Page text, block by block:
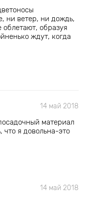
ни ветер, ни дождь,
образуя
ждут, когда
14 май 2018
материал
что я довольна-это
14 май 2018